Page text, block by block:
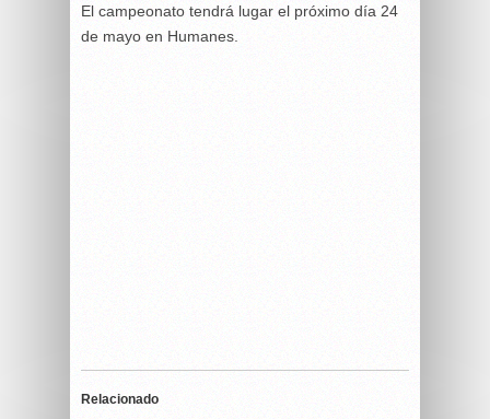
El campeonato tendrá lugar el próximo día 24
de mayo en Humanes.
Relacionado